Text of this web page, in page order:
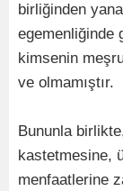
birliğinden
egemenliğinde
kimsenin
ve olmamıştır.
Bununla
kastetmesine,
menfaatlerine